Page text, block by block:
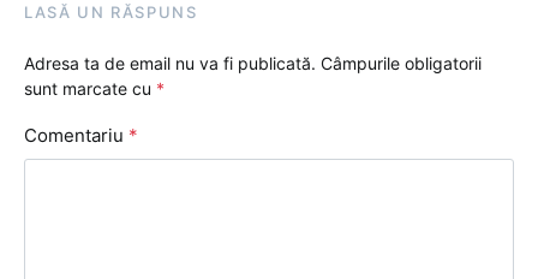
LASĂ UN RĂSPUNS
Adresa ta de email nu va fi publicată. Câmpurile obligatorii
sunt marcate cu *
Comentariu *